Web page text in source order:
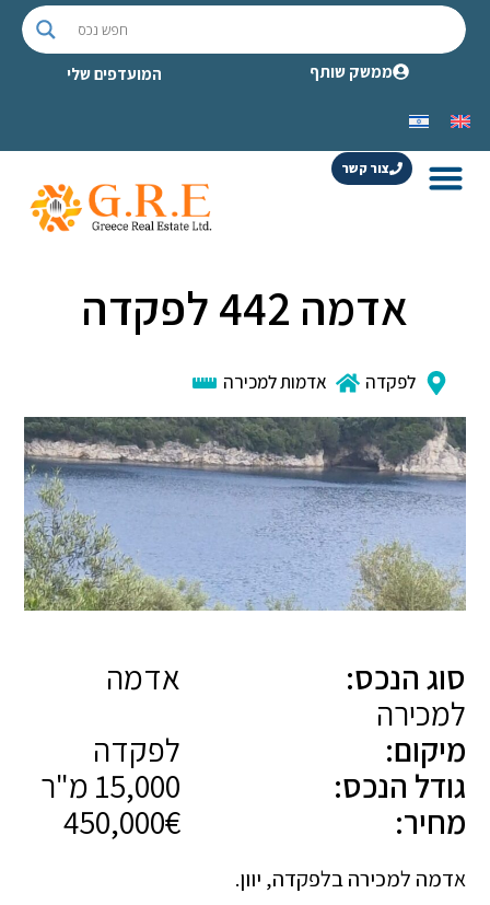
ממשק שותף המועדפים שלי
צור קשר
אדמה 442 לפקדה
לפקדה אדמות למכירה
סוג הנכס:
אדמה
למכירה
מיקום:
לפקדה
גודל הנכס:
מחיר:
450,000€
אדמה למכירה בלפקדה, יוון.